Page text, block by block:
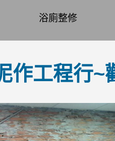
浴廁整修
作工程行~